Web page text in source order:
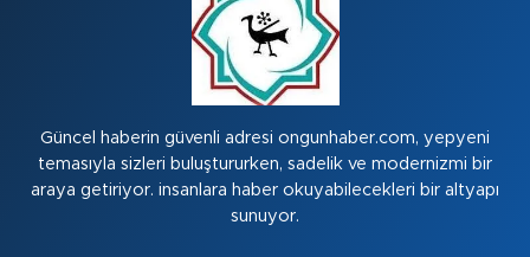
Güncel haberin güvenli adresi ongunhaber.com, yepyeni
temasıyla sizleri buluştururken, sadelik ve modernizmi bir
araya getiriyor. insanlara haber okuyabilecekleri bir altyapı
sunuyor.